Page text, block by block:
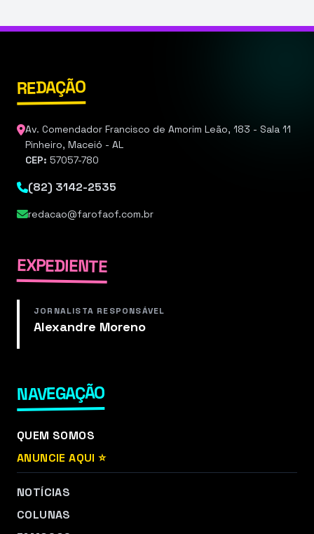
REDAÇÃO
Av. Comendador Francisco de Amorim Leão, 183 - Sala 11
Pinheiro, Maceió - AL
CEP: 57057-780
(82) 3142-2535
redacao@farofaof.com.br
EXPEDIENTE
JORNALISTA RESPONSÁVEL
Alexandre Moreno
NAVEGAÇÃO
QUEM SOMOS
ANUNCIE AQUI ⭐
NOTÍCIAS
COLUNAS